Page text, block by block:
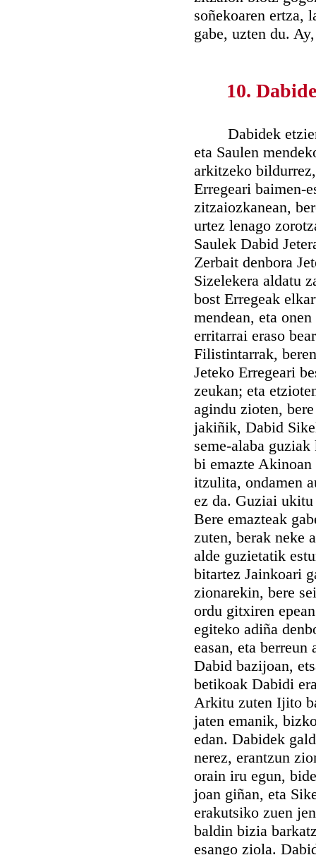
soñekoaren ertza,
gabe, uzten du.
10.
Dabidek etzien
eta Saulen
arkitzeko
Erregeari baimen-
zitzaiozkanean,
urtez lenago
Saulek Dabid
Zerbait denbora
Sizelekera aldatu
bost Erregeak
mendean, eta
erritarrai eraso
Filistintarrak,
Jeteko Erregeari
zeukan; eta
agindu zioten,
jakiñik, Dabid
seme-alaba
bi emazte
itzulita, ondamen
ez da. Guziai
Bere emazteak
zuten, berak neke
alde guzietatik
bitartez Jainkoari
zionarekin, bere
ordu gitxiren
egiteko adiña
easan, eta
Dabid bazijoan,
betikoak Dabidi
Arkitu zuten Ijito
jaten emanik,
edan. Dabidek
nerez, erantzun
orain iru egun,
joan giñan, eta
erakutsiko zuen
baldin bizia
esango ziola.